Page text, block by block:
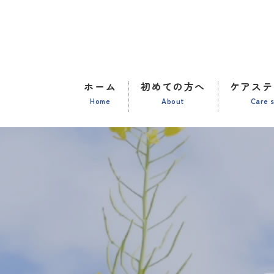
ホーム
Home
初めての方へ
About
ケアス
Care